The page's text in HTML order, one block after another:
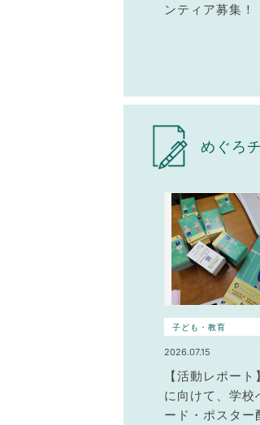
ンティア募集！
めぐろ
子ども・教育
2026.07.15
【活動レポー
に向けて、学校
ード・ポスター